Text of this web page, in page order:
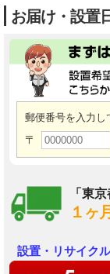
お届け・設置
郵便番号を入力し
〒
「東
１ヶ
設置・リサイク